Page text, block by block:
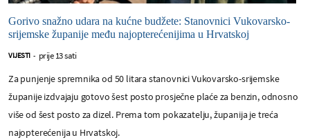
Gorivo snažno udara na kućne budžete: Stanovnici Vukovarsko-
srijemske županije među najopterećenijima u Hrvatskoj
VIJESTI - prije 13 sati
Za punjenje spremnika od 50 litara stanovnici Vukovarsko-srijemske
županije izdvajaju gotovo šest posto prosječne plaće za benzin, odnosno
više od šest posto za dizel. Prema tom pokazatelju, županija je treća
najopterećenija u Hrvatskoj.